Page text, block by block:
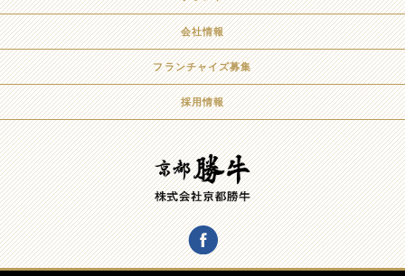
会社情報
フランチャイズ募集
採用情報